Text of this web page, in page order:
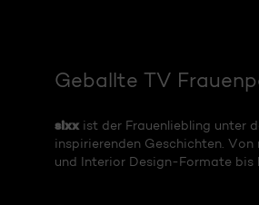
Geballte TV
sixxist der Frauenliebling unter
inspirierenden Geschichten.
und Interior Design-Formate